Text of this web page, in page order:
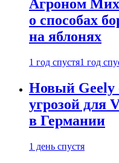
Агроном
о способах
на яблонях
1 год спустя1 год
Новый Geely
угрозой для
в Германии
1 день спустя